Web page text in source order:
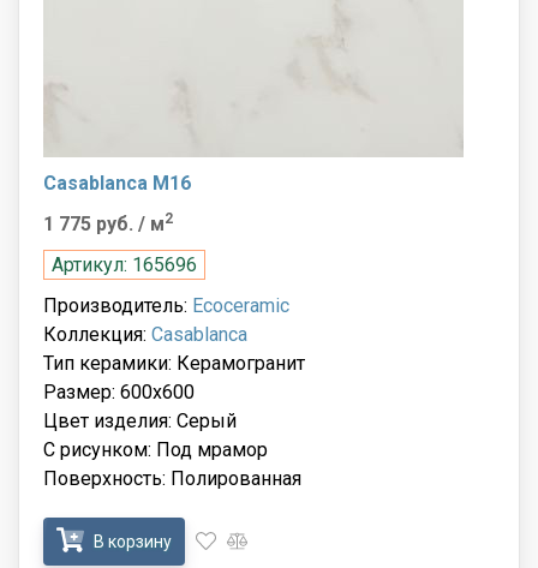
Casablanca M16
1 775 руб. / м2
Артикул: 165696
Производитель: Ecoceramic
Коллекция: Casablanca
Тип керамики: Керамогранит
Размер: 600x600
Цвет изделия: Серый
С рисунком: Под мрамор
Поверхность: Полированная
В корзину